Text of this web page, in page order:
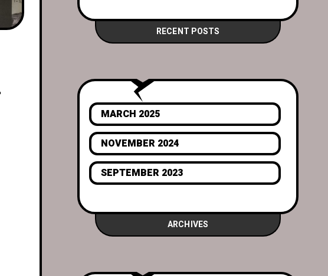
RECENT POSTS
ARCHIVES
MARCH 2025
NOVEMBER 2024
SEPTEMBER 2023